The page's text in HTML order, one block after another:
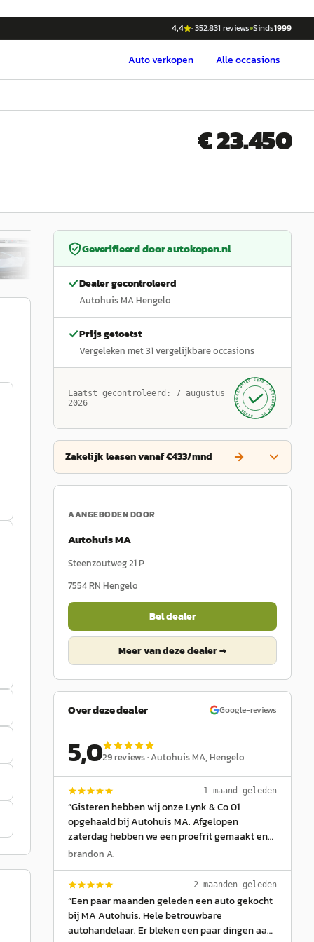
4,4 ·352.831 reviews Sinds1999
Autoverkopen Alle occasions
€ 23.450
/35
Geverifieerd doorautokopen.nl
Dealer gecontroleerd
Autohuis MA Hengelo
Prijs getoetst
Vergeleken met31vergelijkbare occasions
Laatst gecontroleerd: 7 augustus
2026
GECONTROLEERD ·
AUTOKOPEN.NL
· SINDS 1999 ·
Zakelijk leasen vanaf €433/mnd
AANGEBODEN DOOR
Autohuis MA
Steenzoutweg 21 P
7554 RN Hengelo
Bel dealer
Meer van deze dealer →
Over deze dealer Google-reviews
5,029reviews ·Autohuis MA, Hengelo
1 maand geleden
“Gisteren hebben wij onze Lynk & Co 01
opgehaald bij Autohuis MA. Afgelopen
zaterdag hebben we een proefrit gemaakt en
dankzij de snelle en prettige afhandeling
nemen. Voor de aflevering hebben zij alle
afgesproken zaken netjes verzorgd en de auto
volledig naar wens afgeleverd. Het contact
verliep gedurende het hele traject prettig,
brandon A.
2 maanden geleden
“Een paar maanden geleden een auto gekocht
bij MA Autohuis. Hele betrouwbare
autohandelaar. Er bleken een paar dingen aan